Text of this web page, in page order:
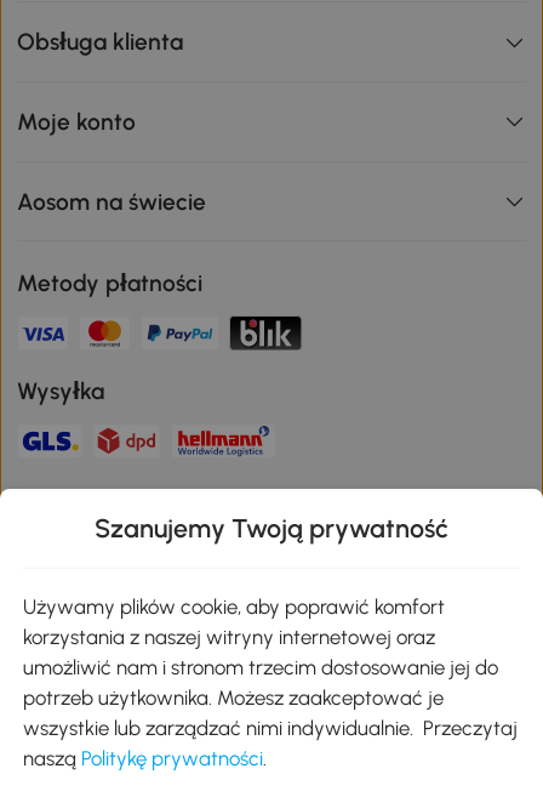
Obsługa klienta
Moje konto
Aosom na świecie
Metody płatności
Wysyłka
Pobierz aplikację Aosom
Google Play
Szanujemy Twoją prywatność
Używamy plików cookie, aby poprawić komfort
korzystania z naszej witryny internetowej oraz
umożliwić nam i stronom trzecim dostosowanie jej do
potrzeb użytkownika. Możesz zaakceptować je
wszystkie lub zarządzać nimi indywidualnie. Przeczytaj
naszą Politykę prywatności.